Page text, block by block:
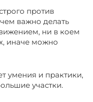
против
важно делать
ни в коем
иначе можно
умения и практики,
участки.